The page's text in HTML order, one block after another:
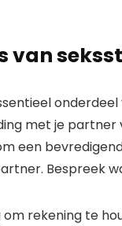
van
met je
een
Bespreek
rekening te